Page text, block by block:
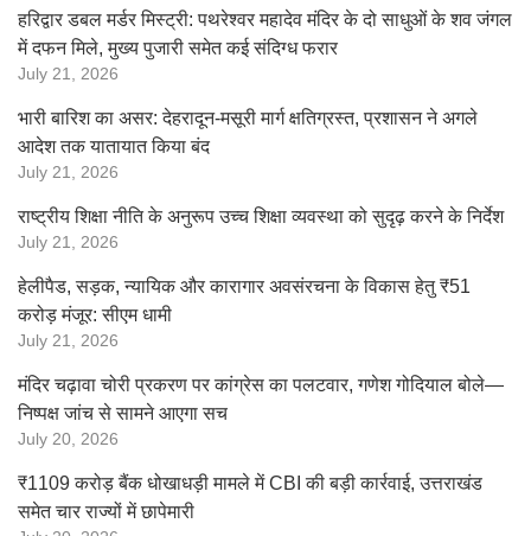
हरिद्वार डबल मर्डर मिस्ट्री: पथरेश्वर महादेव मंदिर के दो साधुओं के शव जंगल
में दफन मिले, मुख्य पुजारी समेत कई संदिग्ध फरार
July 21, 2026
भारी बारिश का असर: देहरादून-मसूरी मार्ग क्षतिग्रस्त, प्रशासन ने अगले
आदेश तक यातायात किया बंद
July 21, 2026
राष्ट्रीय शिक्षा नीति के अनुरूप उच्च शिक्षा व्यवस्था को सुदृढ़ करने के निर्देश
July 21, 2026
हेलीपैड, सड़क, न्यायिक और कारागार अवसंरचना के विकास हेतु ₹51
करोड़ मंजूर: सीएम धामी
July 21, 2026
मंदिर चढ़ावा चोरी प्रकरण पर कांग्रेस का पलटवार, गणेश गोदियाल बोले—
निष्पक्ष जांच से सामने आएगा सच
July 20, 2026
₹1109 करोड़ बैंक धोखाधड़ी मामले में CBI की बड़ी कार्रवाई, उत्तराखंड
समेत चार राज्यों में छापेमारी